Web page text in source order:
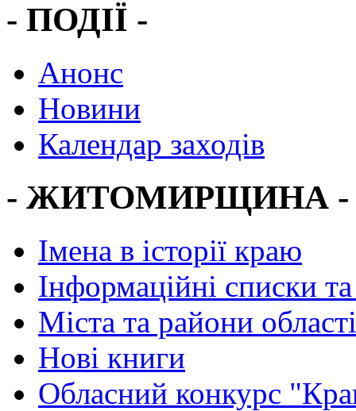
- ПОДІЇ -
Анонс
Новини
Календар заходів
- ЖИТОМИРЩИНА -
Імена в історії краю
Інформаційні списки
Міста та райони області
Нові книги
Обласний конкурс